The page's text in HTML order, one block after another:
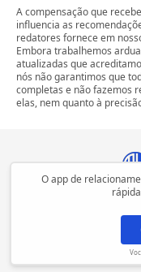
O app de
A compensação que
influencia as
redatores fornece em
Embora trabalhemos
atualizadas que
nós não garantimos que
completas e não fazemos
elas, nem quanto à